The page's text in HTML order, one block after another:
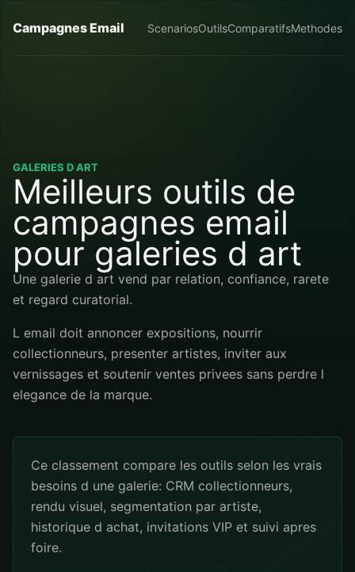
Campagnes Email ScenariosOutilsComparatifsMethodes
GALERIES D ART
Meilleurs outils de
campagnes email
pour galeries d art
Une galerie d art vend par relation, confiance, rarete
et regard curatorial.
L email doit annoncer expositions, nourrir
collectionneurs, presenter artistes, inviter aux
vernissages et soutenir ventes privees sans perdre l
elegance de la marque.
Ce classement compare les outils selon les vrais
besoins d une galerie: CRM collectionneurs,
rendu visuel, segmentation par artiste,
historique d achat, invitations VIP et suivi apres
foire.